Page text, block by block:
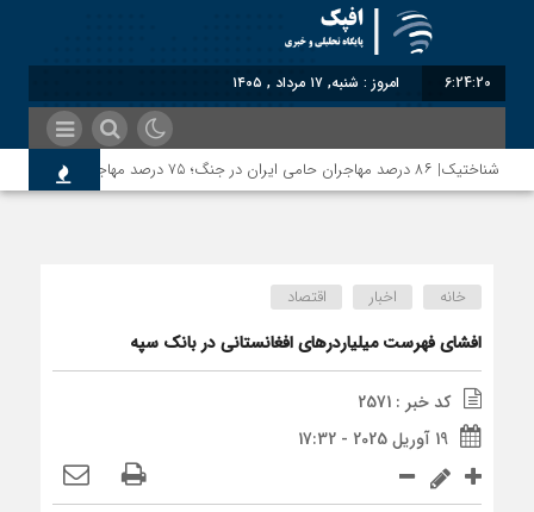
6:24:20 امروز : شنبه, ۱۷ مرداد , ۱۴۰۵
شناختیک| ۸۶ درصد مهاجران حامی ایران در جنگ؛ ۷۵ درصد مهاجران دولت چهاردهم را خیرخواه خود نمی‌دانند
خانه اخبار اقتصاد
افشای فهرست میلیاردرهای افغانستانی در بانک سپه
کد خبر : 2571
19 آوریل 2025 - 17:32